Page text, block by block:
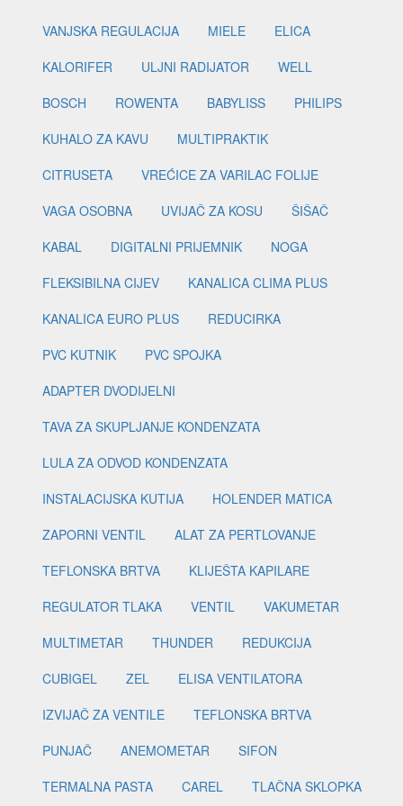
VANJSKA REGULACIJA
MIELE
ELICA
KALORIFER
ULJNI RADIJATOR
WELL
BOSCH
ROWENTA BABYLISS
PHILIPS
KUHALO ZA KAVU
MULTIPRAKTIK
CITRUSETA
VREĆICE ZA VARILAC FOLIJE
VAGA OSOBNA
UVIJAČ ZA KOSU
ŠIŠAČ
KABAL
DIGITALNI PRIJEMNIK
NOGA
FLEKSIBILNA CIJEV
KANALICA CLIMA PLUS
KANALICA EURO PLUS
REDUCIRKA
PVC KUTNIK
PVC SPOJKA
ADAPTER DVODIJELNI
TAVA ZA SKUPLJANJE KONDENZATA
LULA ZA ODVOD KONDENZATA
INSTALACIJSKA KUTIJA
HOLENDER MATICA
ZAPORNI VENTIL
ALAT ZA PERTLOVANJE
TEFLONSKA BRTVA
KLIJEŠTA KAPILARE
REGULATOR TLAKA
VENTIL
VAKUMETAR
MULTIMETAR
THUNDER
REDUKCIJA
CUBIGEL
ZEL
ELISA VENTILATORA
IZVIJAČ ZA VENTILE
TEFLONSKA BRTVA
PUNJAČ
ANEMOMETAR
SIFON
TERMALNA PASTA
CAREL
TLAČNA SKLOPKA